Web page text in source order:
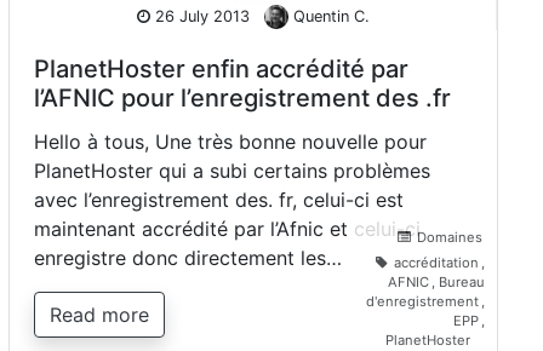
26 July 2013 Quentin C.
PlanetHoster enfin accrédité par
l’AFNIC pour l’enregistrement des .fr
Hello à tous, Une très bonne nouvelle pour
PlanetHoster qui a subi certains problèmes
avec l’enregistrement des. fr, celui-ci est
maintenant accrédité par l’Afnic et celui-ci
enregistre donc directement les…
Read more
Domaines
accréditation ,
AFNIC , Bureau
d'enregistrement ,
EPP ,
PlanetHoster